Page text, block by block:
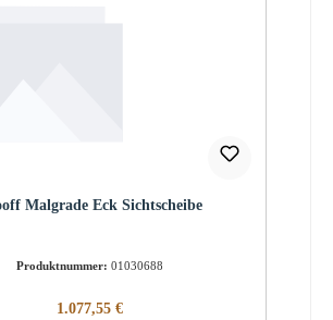
Malgrade Eck Sichtscheibe
Produktnummer: 01030688
Regulärer Preis:
1.077,55 €